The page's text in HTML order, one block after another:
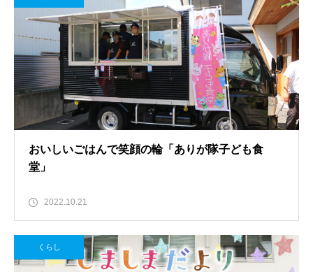
おいしいごはんで笑顔の輪「ありが隊子ども食
堂」
2022.10.21
くらし